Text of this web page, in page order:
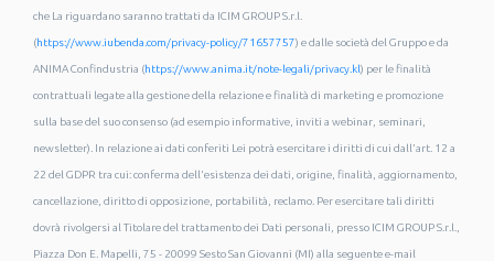
che La riguardano saranno trattati da ICIM GROUP S.r.l.
(https://www.iubenda.com/privacy-policy/71657757) e dalle società del Gruppo e da
ANIMA Confindustria (https://www.anima.it/note-legali/privacy.kl) per le finalità
contrattuali legate alla gestione della relazione e finalità di marketing e promozione
sulla base del suo consenso (ad esempio informative, inviti a webinar, seminari,
newsletter). In relazione ai dati conferiti Lei potrà esercitare i diritti di cui dall'art. 12 a
22 del GDPR tra cui: conferma dell'esistenza dei dati, origine, finalità, aggiornamento,
cancellazione, diritto di opposizione, portabilità, reclamo. Per esercitare tali diritti
dovrà rivolgersi al Titolare del trattamento dei Dati personali, presso ICIM GROUP S.r.l.,
Piazza Don E. Mapelli, 75 - 20099 Sesto San Giovanni (MI) alla seguente e-mail